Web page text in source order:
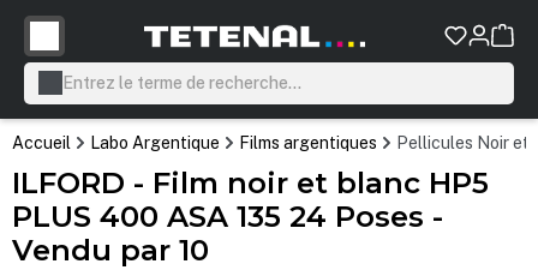
principal
Accueil Labo Argentique Films argentiques Pellicules Noir et
ILFORD - Film noir et blanc HP5
PLUS 400 ASA 135 24 Poses -
Vendu par 10